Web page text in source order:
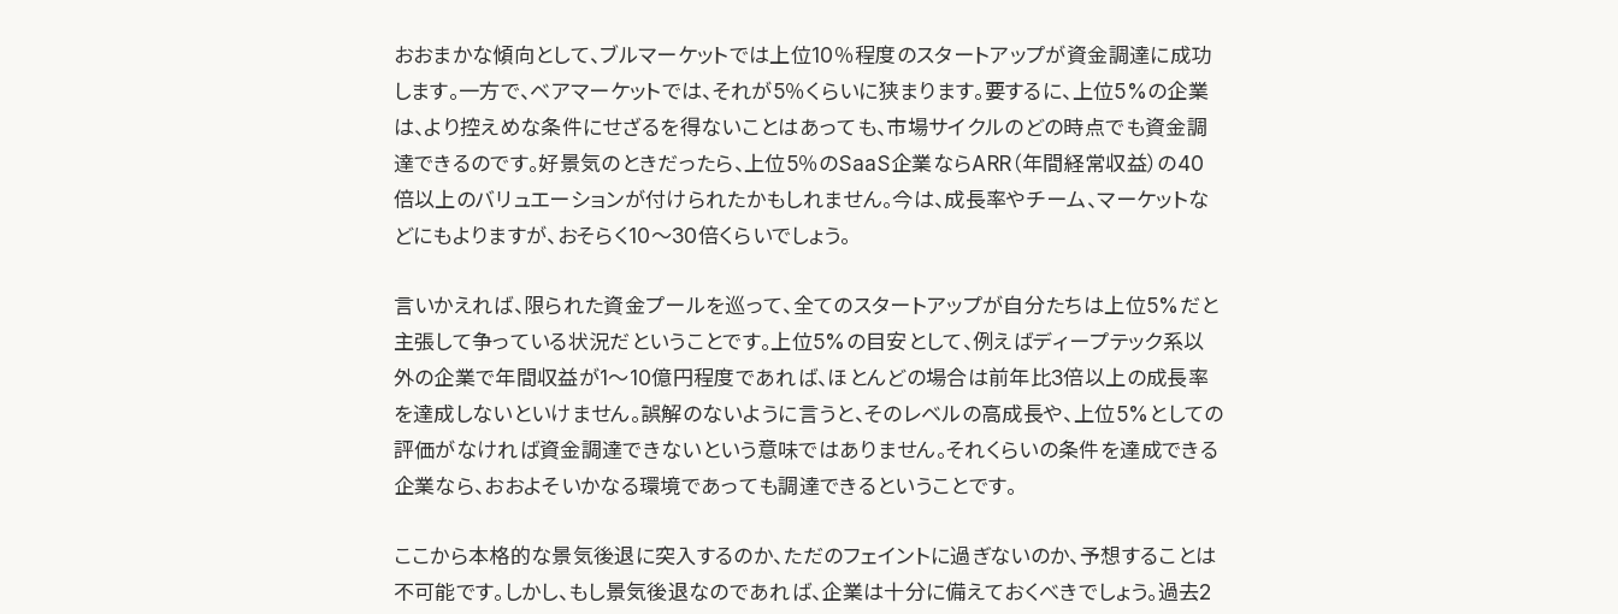
おおまかな傾向として、ブルマーケットでは上位10％程度のスタートアップが資金調達に成功
します。一方で、ベアマーケットでは、それが5％くらいに狭まります。要するに、上位5%の企業
は、より控えめな条件にせざるを得ないことはあっても、市場サイクルのどの時点でも資金調
達できるのです。好景気のときだったら、上位5％のSaaS企業ならARR（年間経常収益）の40
倍以上のバリュエーションが付けられたかもしれません。今は、成長率やチーム、マーケットな
どにもよりますが、おそらく10〜30倍くらいでしょう。
言いかえれば、限られた資金プールを巡って、全てのスタートアップが自分たちは上位5%だと
主張して争っている状況だということです。上位5%の目安として、例えばディープテック系以
外の企業で年間収益が1〜10億円程度であれば、ほとんどの場合は前年比3倍以上の成長率
を達成しないといけません。誤解のないように言うと、そのレベルの高成長や、上位5%としての
評価がなければ資金調達できないという意味ではありません。それくらいの条件を達成できる
企業なら、おおよそいかなる環境であっても調達できるということです。
ここから本格的な景気後退に突入するのか、ただのフェイントに過ぎないのか、予想することは
不可能です。しかし、もし景気後退なのであれば、企業は十分に備えておくべきでしょう。過去2